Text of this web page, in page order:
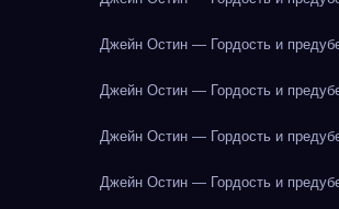
Джейн Остин — Гордость и
Джейн Остин — Гордость и
Джейн Остин — Гордость и
Джейн Остин — Гордость и